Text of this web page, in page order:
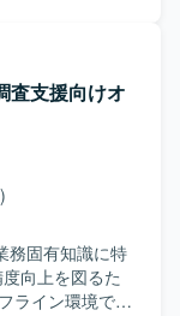
AI活用ノウハ
など
連携ライブラ
などのプロダ
ードマップ策定
善や技術課題
、前処理、
ー自動化、リ
だきます。
ロダクト開発
ながら主体的
指標の改善にコ
追求できる方
査支援向けオ
務固有知識に特
向上を図るた